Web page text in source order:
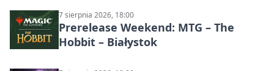
7 sierpnia 2026, 18:00
Prerelease Weekend: MTG – The
Hobbit – Białystok